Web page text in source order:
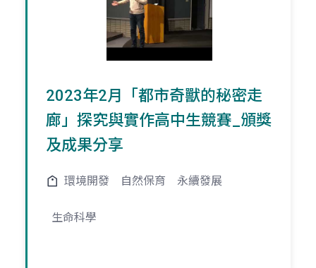
2023年2月「都市奇獸的秘密走
廊」探究與實作高中生競賽_頒獎
及成果分享
環境開發 自然保育 永續發展
生命科學